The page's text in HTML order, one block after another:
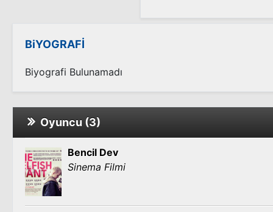
BiYOGRAFİ
Biyografi Bulunamadı
Oyuncu (3)
Bencil Dev
Sinema Filmi